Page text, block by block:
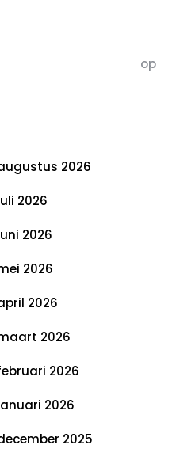
op
2026
2026
2026
2026
2026
2026
2026
2026
2025